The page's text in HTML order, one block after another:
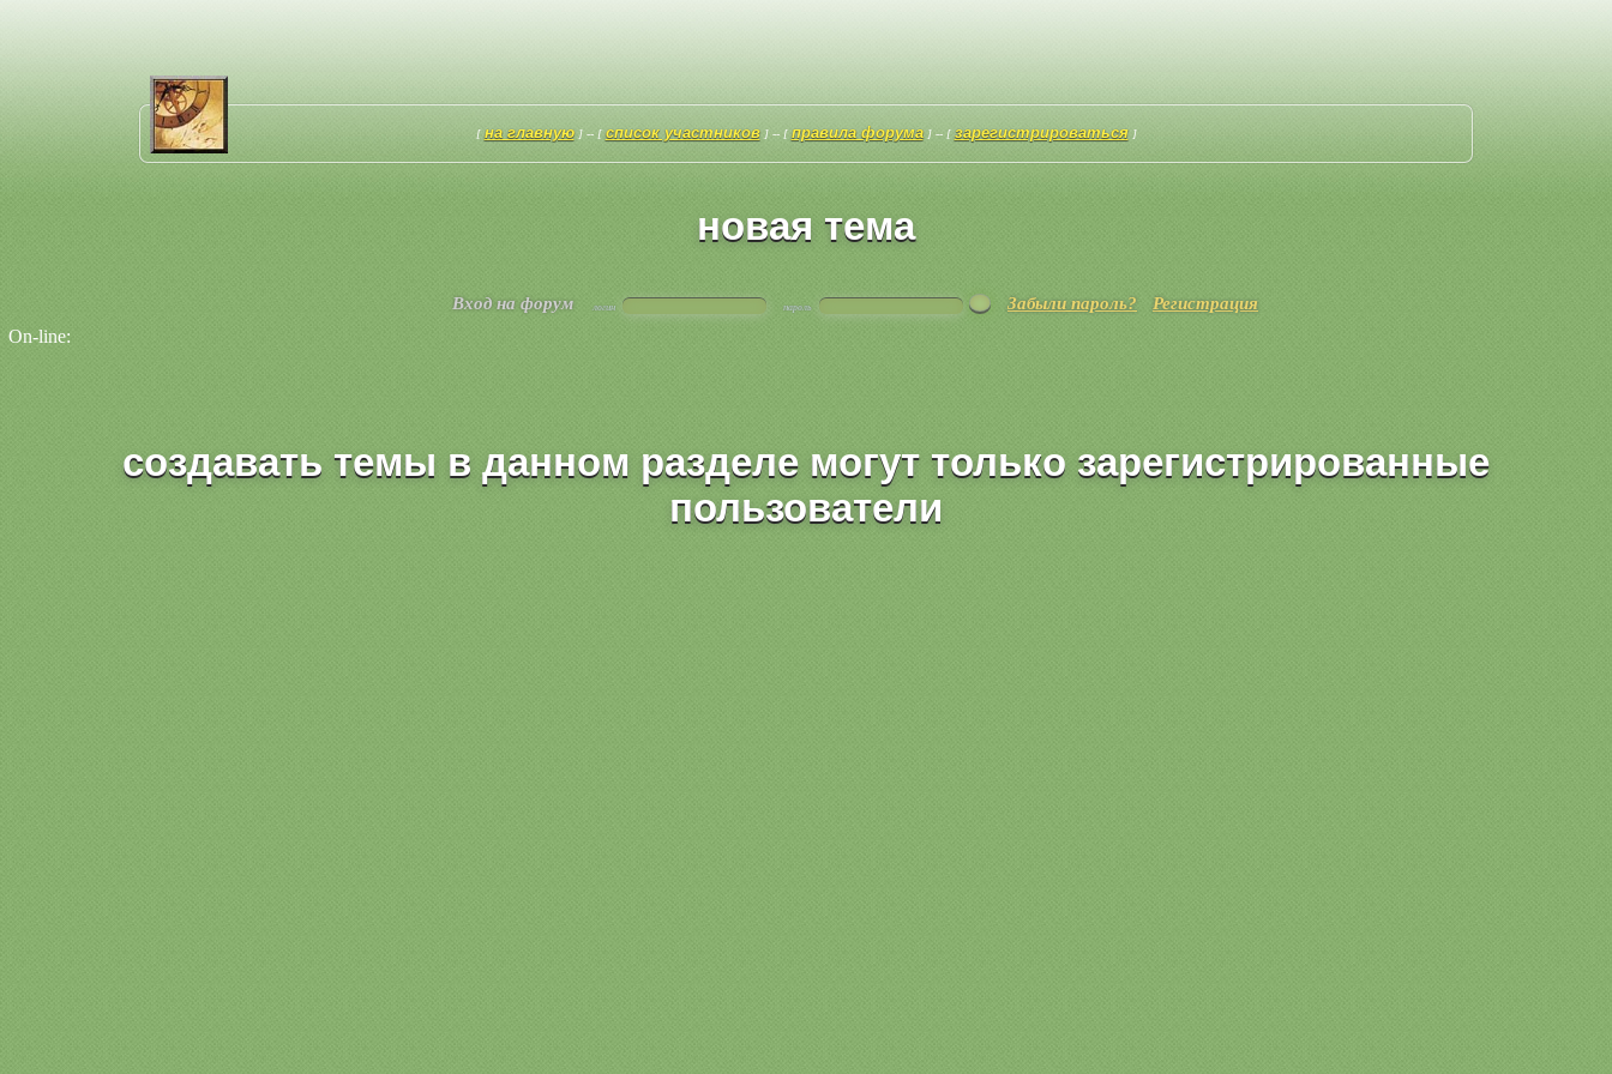
[ на главную] -- [ список участников] -- [ правила форума] -- [ зарегистрироваться]
новая тема
Вход на форум логин пароль Забыли пароль? Регистрация
On-line:
создавать темы в данном разделе могут только зарегистрированные
пользователи